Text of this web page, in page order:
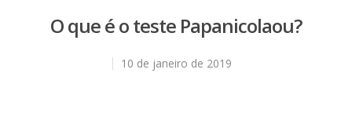
O que é o teste Papanicolaou?
10 de janeiro de 2019